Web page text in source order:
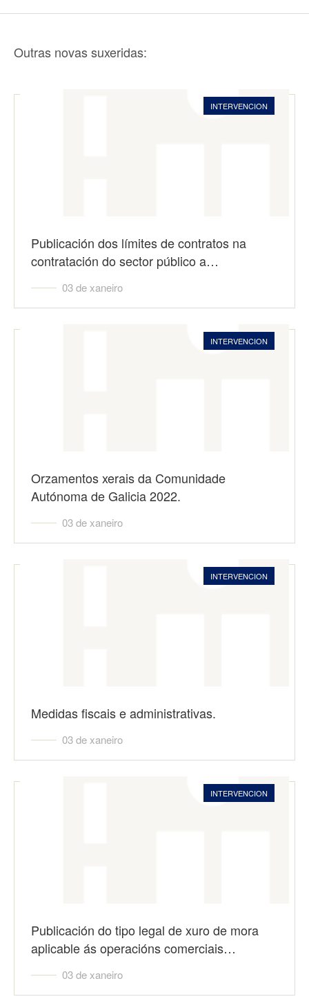
Outras novas suxeridas:
INTERVENCION
Publicación dos límites de contratos na
contratación do sector público a…
03 de xaneiro
INTERVENCION
Orzamentos xerais da Comunidade
Autónoma de Galicia 2022.
03 de xaneiro
INTERVENCION
Medidas fiscais e administrativas.
03 de xaneiro
INTERVENCION
Publicación do tipo legal de xuro de mora
aplicable ás operacións comerciais…
03 de xaneiro